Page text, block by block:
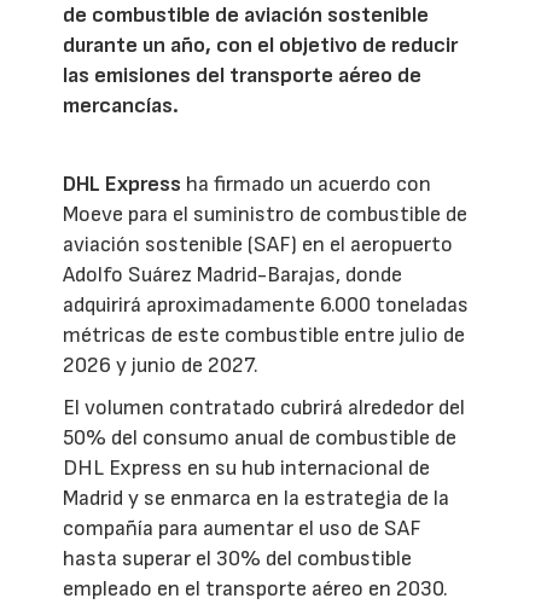
de combustible de aviación sostenible
durante un año, con el objetivo de reducir
las emisiones del transporte aéreo de
mercancías.
DHL Express ha firmado un acuerdo con
Moeve para el suministro de combustible de
aviación sostenible (SAF) en el aeropuerto
Adolfo Suárez Madrid-Barajas, donde
adquirirá aproximadamente 6.000 toneladas
métricas de este combustible entre julio de
2026 y junio de 2027.
El volumen contratado cubrirá alrededor del
50% del consumo anual de combustible de
DHL Express en su hub internacional de
Madrid y se enmarca en la estrategia de la
compañía para aumentar el uso de SAF
hasta superar el 30% del combustible
empleado en el transporte aéreo en 2030.